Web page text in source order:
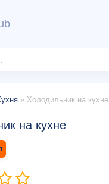
» Холодильник на кухне
на кухне